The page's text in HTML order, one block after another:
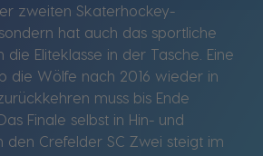
zweiten Skaterhockey-
hat auch das sportliche
die Eliteklasse in der Tasche. Eine
die Wölfe nach 2016 wieder in
muss bis Ende
Finale selbst in Hin- und
den Crefelder SC Zwei steigt im